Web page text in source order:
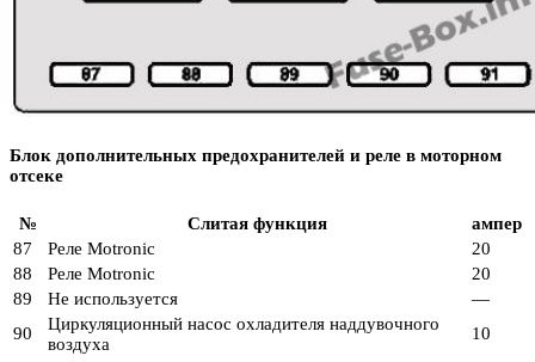
Блок дополнительных предохранителей и реле в моторном
отсеке
№ Слитая функция
ампер
87
Реле Motronic
20
88
Реле Motronic
20
89
Не используется
—
90
Циркуляционный насос охладителя наддувочного
воздуха
10